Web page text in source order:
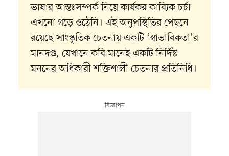
ভাষার আন্তঃসম্পর্ক নিয়ে কার্যকর কাব্যিক চর্চা
এখনো গড়ে ওঠেনি। এই অনুপস্থিতির পেছনে
রয়েছে সাংস্কৃতিক চেতনায় একটি ‘স্বাভাবিকতা’র
মানদণ্ড, যেখানে কবি মানেই একটি নির্দিষ্ট
মননের অধিকারী শক্তিশালী চেতনার প্রতিনিধি।